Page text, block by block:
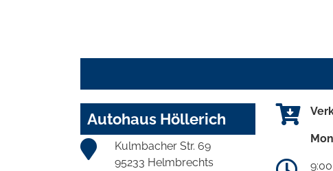
Autohaus Höllerich
Kulmbacher Str. 69
95233 Helmbrechts